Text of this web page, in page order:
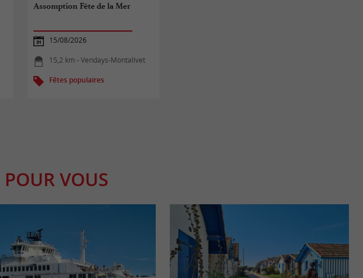
Assomption Fête de la Mer
15/08/2026
15,2 km - Vendays-Montalivet
Fêtes populaires
POUR VOUS